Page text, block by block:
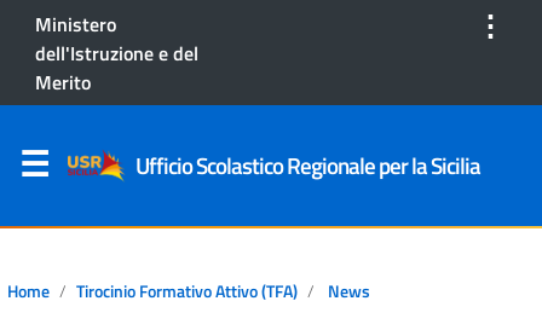
Ministero
dell'Istruzione e del
Merito
⋮
Ufficio Scolastico Regionale per la Sicilia
Home Tirocinio Formativo Attivo (TFA) News